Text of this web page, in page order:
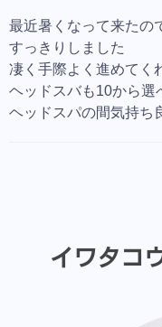
最近暑くなって来たの
すっきりしました
凄く手際よく進めてく
ヘッドスバも10から選
ヘッドスパの間気持ち
イワタコ